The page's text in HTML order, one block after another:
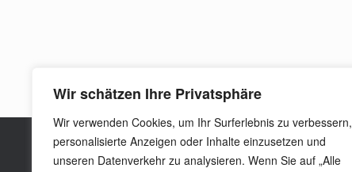
Wir schätzen Ihre Privatsphäre
Wir verwenden Cookies, um Ihr Surferlebnis zu verbessern,
personalisierte Anzeigen oder Inhalte einzusetzen und
unseren Datenverkehr zu analysieren. Wenn Sie auf „Alle